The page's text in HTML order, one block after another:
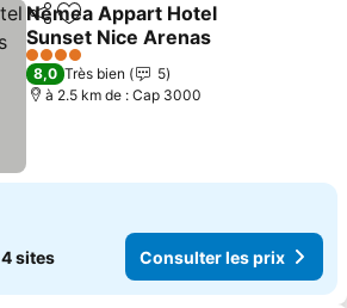
PartagerAjouter à mes favoris
Nemea Appart Hotel
Sunset Nice Arenas
Consulter les prix
4 Étoiles
8,0 Très bien
5
à 2.5 km de : Cap 3000
4 sites Consulter les prix